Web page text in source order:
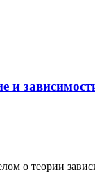
и
о теории